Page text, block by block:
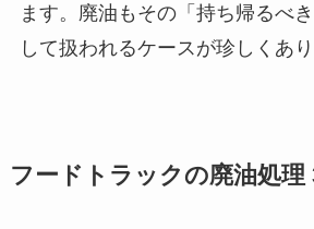
ます。廃油もその「持ち帰るべ
して扱われるケースが珍しくあり
フードトラックの廃油処理